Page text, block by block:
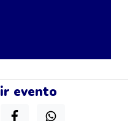
evento